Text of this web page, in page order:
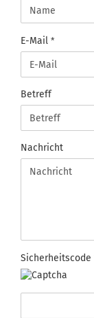
E-Mail
Betreff
Nachricht
Sicherheitscode